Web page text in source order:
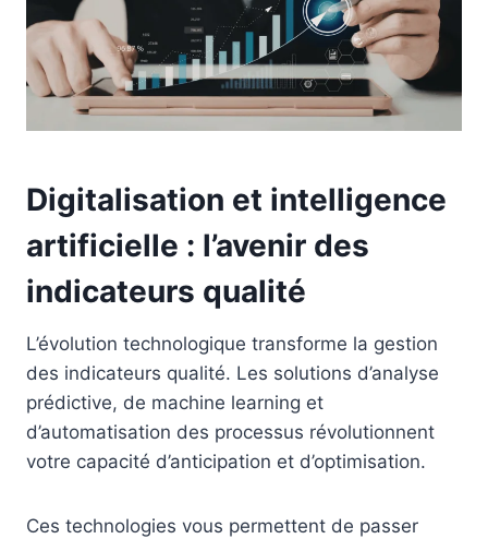
Digitalisation et intelligence
artificielle : l’avenir des
indicateurs qualité
L’évolution technologique transforme la gestion
des indicateurs qualité. Les solutions d’analyse
prédictive, de machine learning et
d’automatisation des processus révolutionnent
votre capacité d’anticipation et d’optimisation.
Ces technologies vous permettent de passer